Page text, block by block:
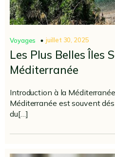
Voyages juillet 30, 2025
Les Plus Belles Îles
Méditerranée
Introduction à la
Méditerranée est souvent
du[…]